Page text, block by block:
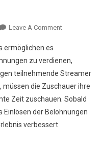
Leave A CommentOn
Tarkov
Twitch
Drops:
Streamer,
ermöglichen es
zu verdienen,
teilnehmende Streamer
müssen die Zuschauer ihre
Zeit zuschauen. Sobald
der Belohnungen
verbessert.